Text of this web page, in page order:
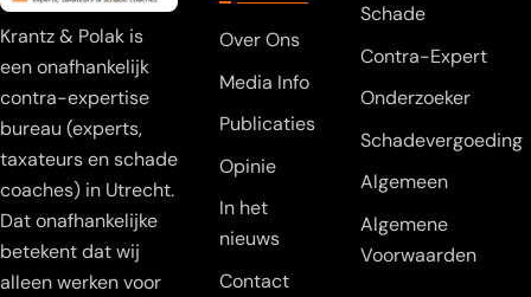
Krantz & Polak is
een onafhankelijk
contra-expertise
bureau (experts,
taxateurs en schade
coaches) in Utrecht.
Dat onafhankelijke
betekent dat wij
alleen werken voor
Over Ons
Media Info
Publicaties
Opinie
In het
nieuws
Contact
Schade
Contra-Expert
Onderzoeker
Schadevergoeding
Algemeen
Algemene
Voorwaarden